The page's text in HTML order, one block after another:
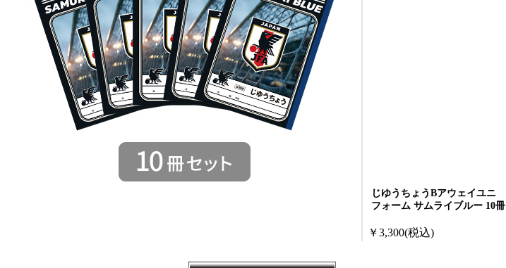
じゆうちょうBアウェイユニ
フォーム サムライブルー 10冊
￥3,300(税込)